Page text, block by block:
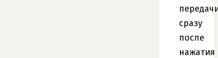
сразу
после
нажатия